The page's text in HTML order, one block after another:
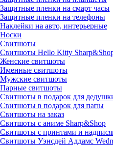
Защитные пленки на смарт часы
Защитные пленки на телефоны
Наклейки на авто, интерьерные
Носки
Свитшоты
Cвитшоты Hello Kitty
Женские свитшоты
Именные свитшоты
Мужские свитшоты
Парные свитшоты
Свитшоты в подарок для
Свитшоты в подарок для папы
Свитшоты на заказ
Свитшоты с аниме Sharp&Shop
Свитшоты с принтами и
Свитшоты Уэнсдей Аддамс